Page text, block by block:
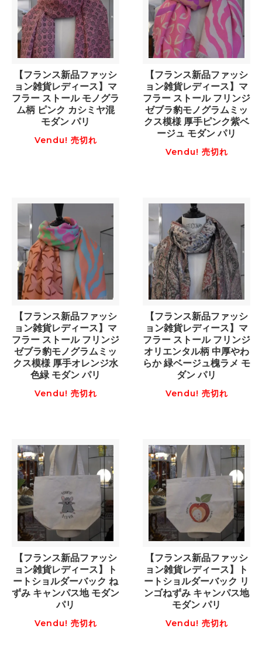
【フランス新品ファッシ
ョン雑貨レディース】マ
フラー ストール モノグラ
ム柄 ピンク カシミヤ混
モダン パリ
Vendu! 売切れ
【フランス新品ファッシ
ョン雑貨レディース】マ
フラー ストール フリンジ
ゼブラ豹モノグラムミッ
クス模様 厚手ピンク紫ベ
ージュ モダン パリ
Vendu! 売切れ
【フランス新品ファッシ
ョン雑貨レディース】マ
フラー ストール フリンジ
ゼブラ豹モノグラムミッ
クス模様 厚手オレンジ水
色緑 モダン パリ
Vendu! 売切れ
【フランス新品ファッシ
ョン雑貨レディース】マ
フラー ストール フリンジ
オリエンタル柄 中厚やわ
らか 緑ベージュ槐ラメ モ
ダン パリ
Vendu! 売切れ
【フランス新品ファッシ
ョン雑貨レディース】ト
ートショルダーバック ね
ずみ キャンパス地 モダン
パリ
Vendu! 売切れ
【フランス新品ファッシ
ョン雑貨レディース】ト
ートショルダーバック リ
ンゴねずみ キャンパス地
モダン パリ
Vendu! 売切れ